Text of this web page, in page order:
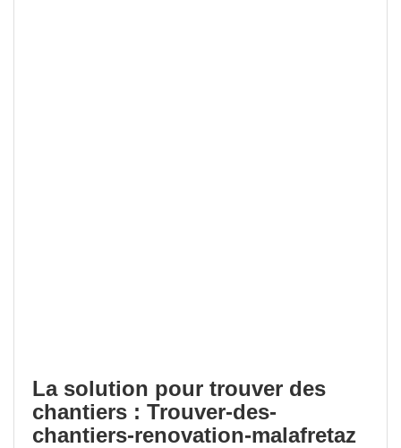
La solution pour trouver des
chantiers : Trouver-des-
chantiers-renovation-malafretaz